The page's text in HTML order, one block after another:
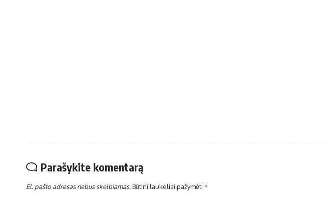
Parašykite komentarą
El. pašto adresas nebus skelbiamas.Būtini laukeliai pažymėti *